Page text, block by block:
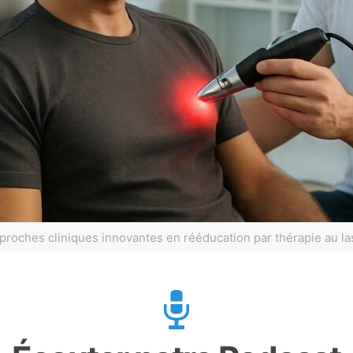
cliniques innovantes en rééducation par thérapie au